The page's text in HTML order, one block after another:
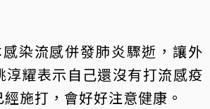
染流感併發肺炎驟逝，讓外
淳耀表示自己還沒有打流感疫
施打，會好好注意健康。